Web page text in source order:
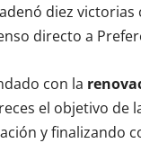
diez
directo a
con la
el objetivo de
y finalizando